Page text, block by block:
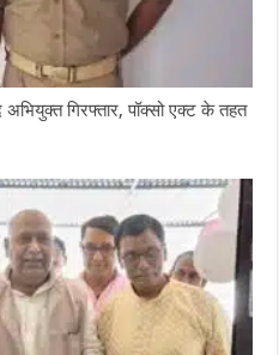
गिरफ्तार, पॉक्सो एक्ट के तहत